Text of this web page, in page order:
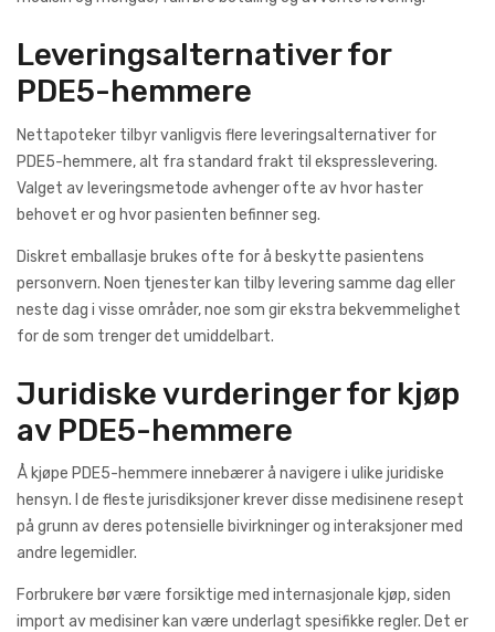
Leveringsalternativer for
PDE5-hemmere
Nettapoteker tilbyr vanligvis flere leveringsalternativer for
PDE5-hemmere, alt fra standard frakt til ekspresslevering.
Valget av leveringsmetode avhenger ofte av hvor haster
behovet er og hvor pasienten befinner seg.
Diskret emballasje brukes ofte for å beskytte pasientens
personvern. Noen tjenester kan tilby levering samme dag eller
neste dag i visse områder, noe som gir ekstra bekvemmelighet
for de som trenger det umiddelbart.
Juridiske vurderinger for kjøp
av PDE5-hemmere
Å kjøpe PDE5-hemmere innebærer å navigere i ulike juridiske
hensyn. I de fleste jurisdiksjoner krever disse medisinene resept
på grunn av deres potensielle bivirkninger og interaksjoner med
andre legemidler.
Forbrukere bør være forsiktige med internasjonale kjøp, siden
import av medisiner kan være underlagt spesifikke regler. Det er